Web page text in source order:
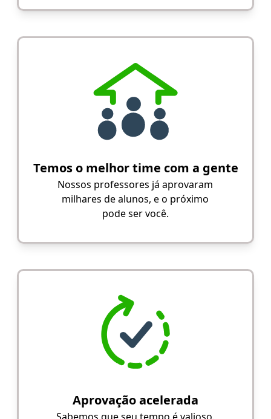
Temos o melhor time com a gente
Nossos professores já aprovaram
milhares de alunos, e o próximo
pode ser você.
Aprovação acelerada